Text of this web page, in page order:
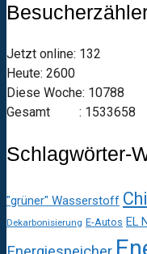
Jetzt online: 132
Heute: 2600
Diese Woche: 10788
Gesamt : 1533658
Schlagwörter-
"grüner" Wasserstoff
Dekarbonisierung E-Autos EL